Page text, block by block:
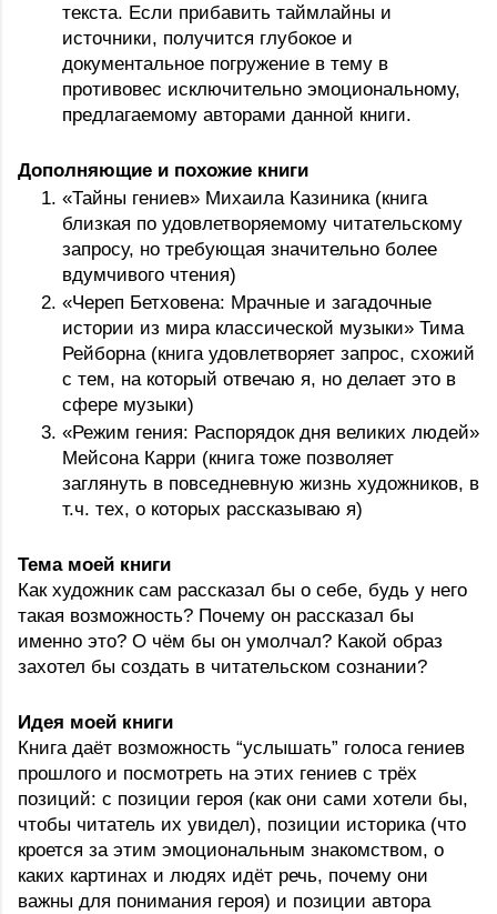
текста. Если прибавить таймлайны и
источники, получится глубокое и
документальное погружение в тему в
противовес исключительно эмоциональному,
предлагаемому авторами данной книги.
Дополняющие и похожие книги
«Тайны гениев» Михаила Казиника (книга
близкая по удовлетворяемому читательскому
запросу, но требующая значительно более
вдумчивого чтения)
«Череп Бетховена: Мрачные и загадочные
истории из мира классической музыки» Тима
Рейборна (книга удовлетворяет запрос, схожий
с тем, на который отвечаю я, но делает это в
сфере музыки)
«Режим гения: Распорядок дня великих людей»
Мейсона Карри (книга тоже позволяет
заглянуть в повседневную жизнь художников, в
т.ч. тех, о которых рассказываю я)
Тема моей книги
Как художник сам рассказал бы о себе, будь у него
такая возможность? Почему он рассказал бы
именно это? О чём бы он умолчал? Какой образ
захотел бы создать в читательском сознании?
Идея моей книги
Книга даёт возможность “услышать” голоса гениев
прошлого и посмотреть на этих гениев с трёх
позиций: с позиции героя (как они сами хотели бы,
чтобы читатель их увидел), позиции историка (что
кроется за этим эмоциональным знакомством, о
каких картинах и людях идёт речь, почему они
важны для понимания героя) и позиции автора